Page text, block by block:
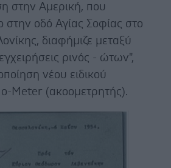
στην Αμερική, που
στην οδό Αγίας Σοφίας στο
διαφήμιζε μεταξύ
ρινός - ώτων",
νέου ειδικού
Meter (ακοομετρητής).